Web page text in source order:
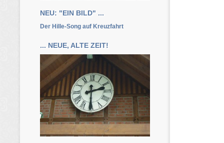
NEU: "EIN BILD" ...
Der Hille-Song auf Kreuzfahrt
... NEUE, ALTE ZEIT!